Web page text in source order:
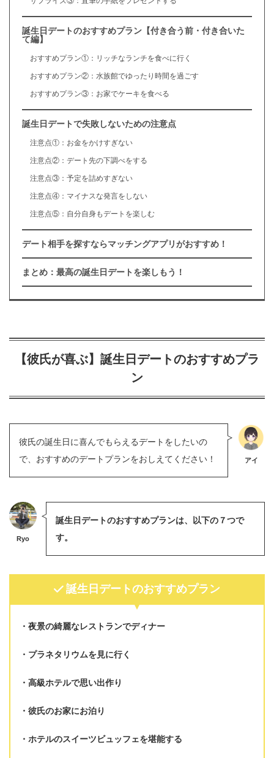
誕生日デートのおすすめプラン【付き合う前・付き合いた
て編】
おすすめプラン①：リッチなランチを食べに行く
おすすめプラン②：水族館でゆったり時間を過ごす
おすすめプラン③：お家でケーキを食べる
誕生日デートで失敗しないための注意点
注意点①：お金をかけすぎない
注意点②：デート先の下調べをする
注意点③：予定を詰めすぎない
注意点④：マイナスな発言をしない
注意点⑤：自分自身もデートを楽しむ
デート相手を探すならマッチングアプリがおすすめ！
まとめ：最高の誕生日デートを楽しもう！
【彼氏が喜ぶ】誕生日デートのおすすめプラ
ン
彼氏の誕生日に喜んでもらえるデートをしたいの
で、おすすめのデートプランをおしえてください！
アイ
Ryo
誕生日デートのおすすめプランは、以下の７つで
す。
誕生日デートのおすすめプラン
夜景の綺麗なレストランでディナー
プラネタリウムを見に行く
高級ホテルで思い出作り
彼氏のお家にお泊り
ホテルのスイーツビュッフェを堪能する